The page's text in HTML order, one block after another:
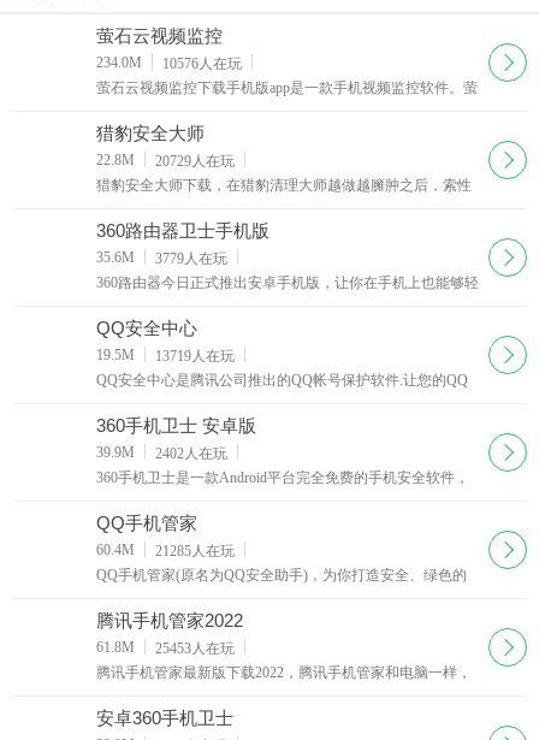
萤石云视频监控
234.0M 10576人在玩
萤石云视频监控下载手机版app是一款手机视频监控软件。萤
户在手机上实时查看公寓、工厂等地的实时视频。
下载
猎豹安全大师
22.8M 20729人在玩
猎豹安全大师下载，在猎豹清理大师越做越臃肿之后，索性
间的定位要怎么区分呢，界面一如既往的猎豹风格
下载
360路由器卫士手机版
35.6M 3779人在玩
360路由器今日正式推出安卓手机版，让你在手机上也能够轻
手机版让你的路由器随时随地重启关闭！
下载
QQ安全中心
19.5M 13719人在玩
QQ安全中心是腾讯公司推出的QQ帐号保护软件.让您的QQ
握QQ帐号信息.当您消费Q币时...我们为您提供24小时全方位
的保护，让您省心省力地应对不安全的网络环境
下载
360手机卫士 安卓版
39.9M 2402人在玩
360手机卫士是一款Android平台完全免费的手机安全软件，
扫描，联网云查杀恶意软件，联网行为实时监控，长途电话
IP自动拨号，系统清理手机加速
下载
QQ手机管家
60.4M 21285人在玩
QQ手机管家(原名为QQ安全助手)，为你打造安全、绿色的
2、新增IP拨号功能，帮您有效的节省话费； 3、归属
地、常用号码查询，方便好用； 4、实现wap短信拦截，
更强大地防骚扰； 5、
下载
腾讯手机管家2022
61.8M 25453人在玩
腾讯手机管家最新版下载2022，腾讯手机管家和电脑一样，
存和进程就会影响手机的运行速度。
下载
安卓360手机卫士